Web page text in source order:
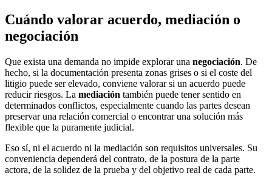
Cuándo valorar acuerdo, mediación o
negociación
Que exista una demanda no impide explorar una negociación. De
hecho, si la documentación presenta zonas grises o si el coste del
litigio puede ser elevado, conviene valorar si un acuerdo puede
reducir riesgos. La mediación también puede tener sentido en
determinados conflictos, especialmente cuando las partes desean
preservar una relación comercial o encontrar una solución más
flexible que la puramente judicial.
Eso sí, ni el acuerdo ni la mediación son requisitos universales. Su
conveniencia dependerá del contrato, de la postura de la parte
actora, de la solidez de la prueba y del objetivo real de cada parte.